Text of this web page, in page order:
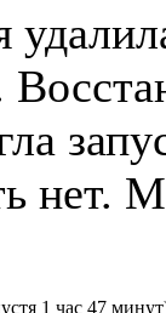
нет.
1 час 47